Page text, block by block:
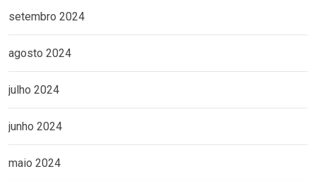
setembro 2024
agosto 2024
julho 2024
junho 2024
maio 2024